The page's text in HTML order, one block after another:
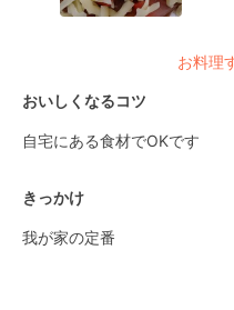
お料理
おいしくなるコツ
自宅にある食材でOKです
きっかけ
我が家の定番